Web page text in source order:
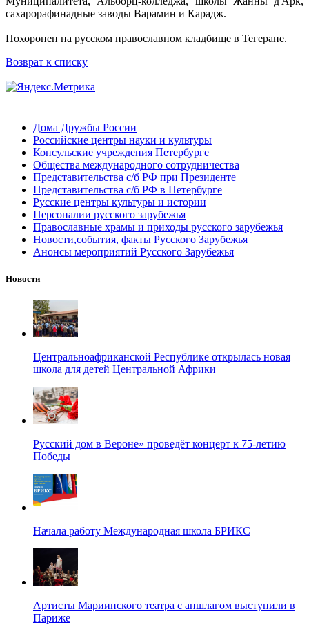
сахарорафинадные заводы Варамин и Карадж.
Похоронен на русском православном кладбище в Тегеране.
Возврат к списку
Дома Дружбы России
Российские центры науки и культуры
Консульские учреждения Петербурге
Общества международного сотрудничества
Представительства с/б РФ при Президенте
Представительства с/б РФ в Петербурге
Русские центры культуры и истории
Персоналии русского зарубежья
Православные храмы и приходы русского зарубежья
Новости,события, факты Русского Зарубежья
Анонсы мероприятий Русского Зарубежья
Новости
Центральноафриканской Республике открылась новая
школа для детей Центральной Африки
Русский дом в Вероне» проведёт концерт к 75-летию
Победы
Начала работу Международная школа БРИКС
Артисты Мариинского театра с аншлагом выступили в
Париже